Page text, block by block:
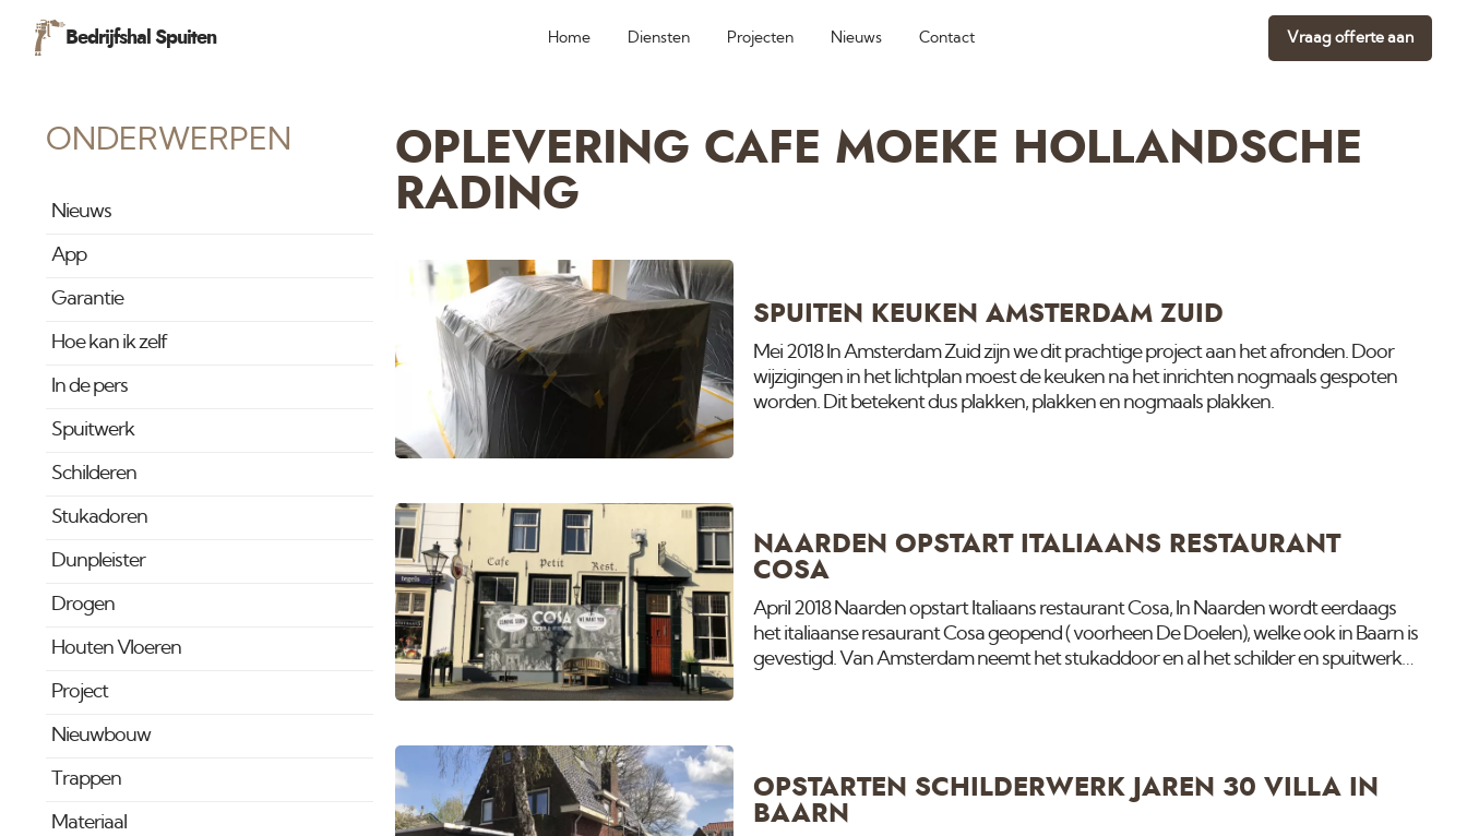
Bedrijfshal Spuiten Home Diensten Projecten Nieuws Contact Vraag offerte aan
ONDERWERPEN
Nieuws
App
Garantie
Hoe kan ik zelf
In de pers
Spuitwerk
Schilderen
Stukadoren
Dunpleister
Drogen
Houten Vloeren
Project
Nieuwbouw
Trappen
Materiaal
OPLEVERING CAFE MOEKE HOLLANDSCHE
RADING
SPUITEN KEUKEN AMSTERDAM ZUID
Mei 2018 In Amsterdam Zuid zijn we dit prachtige project aan het afronden. Door
wijzigingen in het lichtplan moest de keuken na het inrichten nogmaals gespoten
worden. Dit betekent dus plakken, plakken en nogmaals plakken.
NAARDEN OPSTART ITALIAANS RESTAURANT
COSA
April 2018 Naarden opstart Italiaans restaurant Cosa, In Naarden wordt eerdaags
het italiaanse resaurant Cosa geopend ( voorheen De Doelen), welke ook in Baarn is
gevestigd. Van Amsterdam neemt het stukaddoor en al het schilder en spuitwerk
OPSTARTEN SCHILDERWERK JAREN 30 VILLA IN
BAARN